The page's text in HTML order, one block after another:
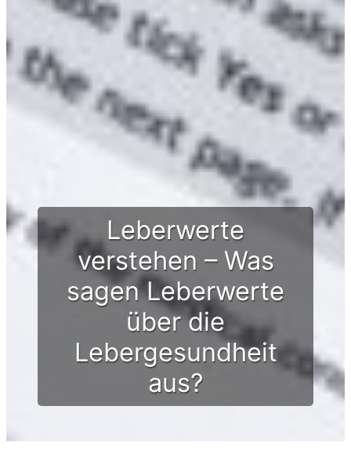
Leberwerte
verstehen – Was
sagen Leberwerte
über die
Lebergesundheit
aus?